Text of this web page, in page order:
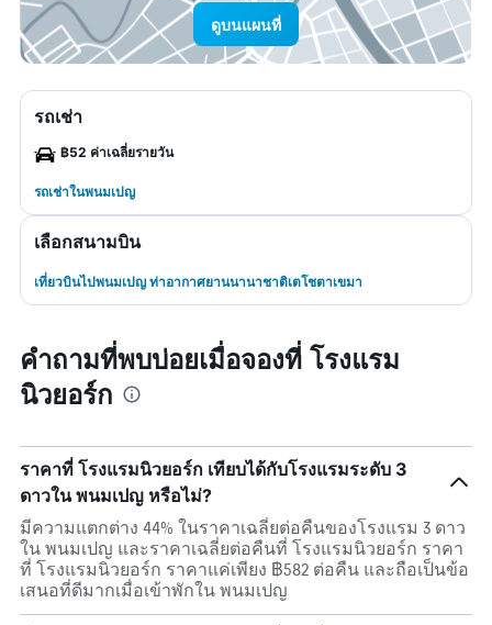
ดูบนแผนที่
รถเช่า
฿52 ค่าเฉลี่ยรายวัน
รถเช่าในพนมเปญ
เลือกสนามบิน
เที่ยวบินไปพนมเปญ ท่าอากาศยานนานาชาติเตโชตาเขมา
คำถามที่พบบ่อยเมื่อจองที่ โรงแรม
นิวยอร์ก
ราคาที่ โรงแรมนิวยอร์ก เทียบได้กับโรงแรมระดับ 3
ดาวใน พนมเปญ หรือไม่?
มีความแตกต่าง 44% ในราคาเฉลี่ยต่อคืนของโรงแรม 3 ดาว
ใน พนมเปญ และราคาเฉลี่ยต่อคืนที่ โรงแรมนิวยอร์ก ราคา
ที่ โรงแรมนิวยอร์ก ราคาแค่เพียง ฿582 ต่อคืน และถือเป็นข้อ
เสนอที่ดีมากเมื่อเข้าพักใน พนมเปญ